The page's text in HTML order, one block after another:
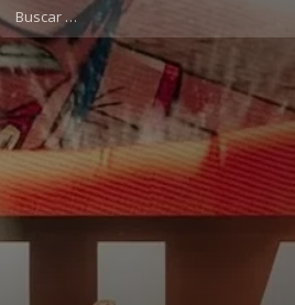
Buscar: